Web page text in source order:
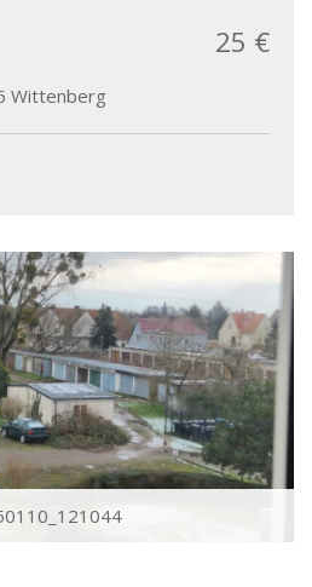
Wittenberg
25 €